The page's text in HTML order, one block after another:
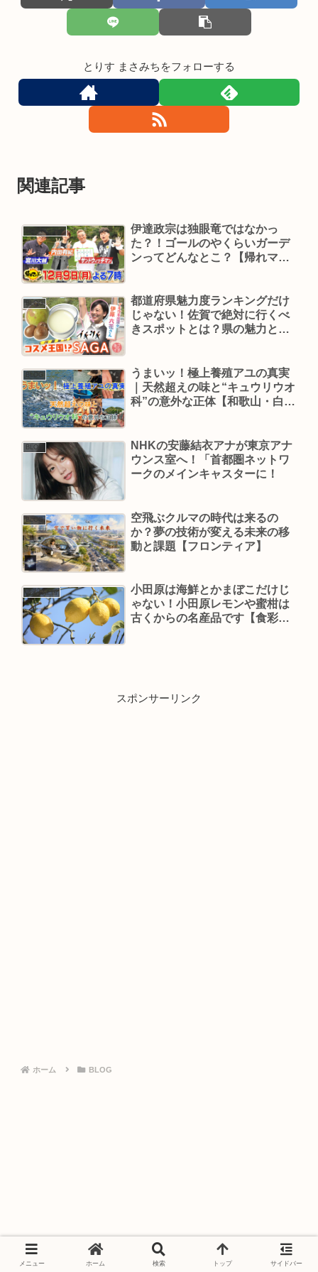
とりす まさみちをフォローする
関連記事
帰れマンデー
伊達政宗は独眼竜ではなかっ
た？！ゴールのやくらいガーデ
ンってどんなとこ？【帰れマン
BLOG
都道府県魅力度ランキングだけ
じゃない！佐賀で絶対に行くべ
きスポットとは？県の魅力とB
六花ってどんな子？【あさイ
チ】
BLOG
うまいッ！極上養殖アユの真実
｜天然超えの味と“キュウリウオ
科”の意外な正体【和歌山・白
BLOG
NHKの安藤結衣アナが東京アナ
ウンス室へ！「首都圏ネットワ
ークのメインキャスターに！
BLOG
空飛ぶクルマの時代は来るの
か？夢の技術が変える未来の移
動と課題【フロンティア】
食彩の王国
小田原は海鮮とかまぼこだけじ
ゃない！小田原レモンや蜜柑は
古くからの名産品です【食彩の
スポンサーリンク
ホーム BLOG
メニュー ホーム 検索 トップ サイドバー